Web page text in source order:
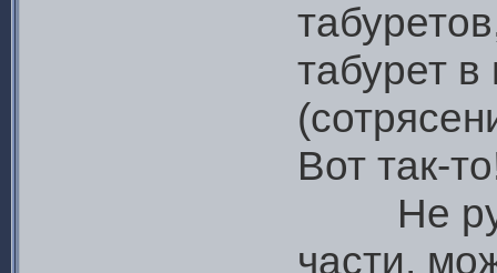
табурет
Вот так-
Не
части,